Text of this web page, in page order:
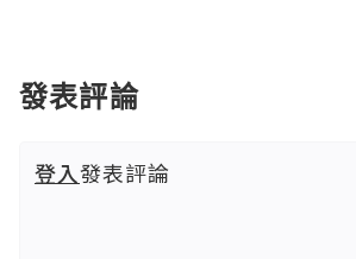
發表評論
登入發表評論